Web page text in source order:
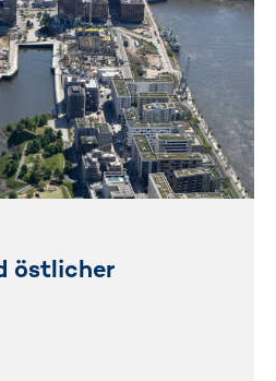
östlicher